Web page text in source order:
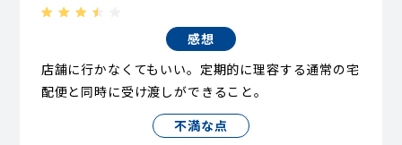
感想
店舗に行かなくてもいい。定期的に理容する通常の宅
配便と同時に受け渡しができること。
不満な点